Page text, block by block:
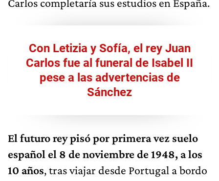
Con Letizia y Sofía, el rey Juan
Carlos fue al funeral de Isabel II
pese a las advertencias de
Sánchez
El futuroreypisó por primera vez suelo
español el 8 de noviembre de 1948, a los
10 años, tras viajar desde Portugal a bordo